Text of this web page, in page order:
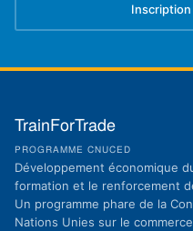
TrainForTrade
PROGRAMME CNUCED
Développement économique
formation et le renforcement
Un programme phare de la
Nations Unies sur le